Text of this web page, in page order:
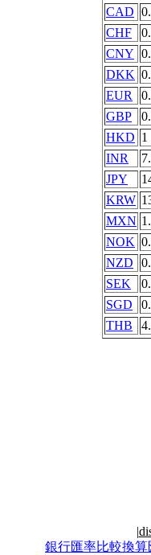
CAD
CHF
CNY
DKK
EUR
GBP
HKD 1
INR
JPY
KRW
MXN
NOK
NZD
SEK
SGD
THB
|
銀行匯率比較換算